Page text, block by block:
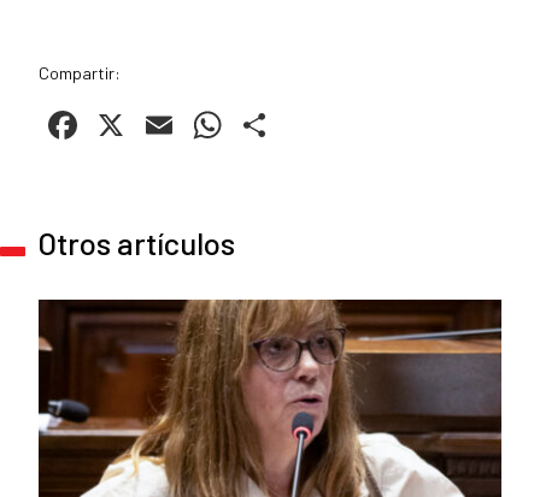
Compartir:
Facebook
X EmailWhatsApp
Otros artículos